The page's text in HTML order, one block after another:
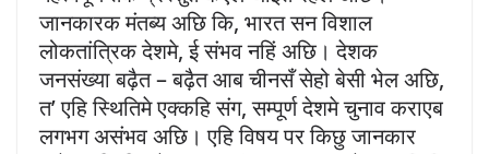
जानकारक मंतब्य अछि कि, भारत सन विशाल
लोकतांत्रिक देशमे, ई संभव नहिं अछि। देशक
जनसंख्या बढ़ैत – बढ़ैत आब चीनसँ सेहो बेसी भेल अछि,
त’ एहि स्थितिमे एक्कहि संग, सम्पूर्ण देशमे चुनाव कराएब
लगभग असंभव अछि। एहि विषय पर किछु जानकार